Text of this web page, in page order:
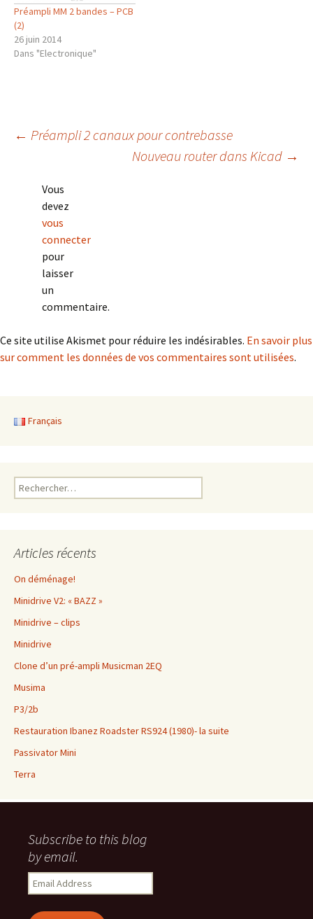
Préampli MM 2 bandes – PCB
(2)
26 juin 2014
Dans "Electronique"
Navigation
des
articles
← Préampli 2 canaux pour contrebasse
Nouveau router dans Kicad →
Vous
devez
vous
connecter
pour
laisser
un
commentaire.
Ce site utilise Akismet pour réduire les indésirables. En savoir plus
sur comment les données de vos commentaires sont utilisées.
Français
Rechercher :
Articles récents
On déménage!
Minidrive V2: « BAZZ »
Minidrive – clips
Minidrive
Clone d’un pré-ampli Musicman 2EQ
Musima
P3/2b
Restauration Ibanez Roadster RS924 (1980)- la suite
Passivator Mini
Terra
Subscribe to this blog
by email.
Email
Address